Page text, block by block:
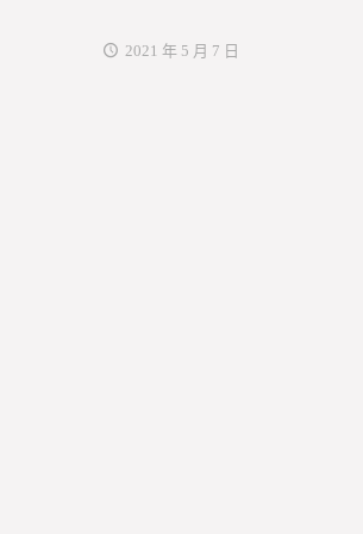
2021 年 5 月 7 日